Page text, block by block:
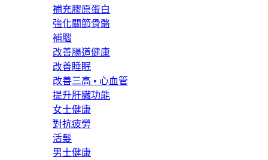
補充膠原蛋白
強化關節骨骼
補腦
改善腸道健康
改善睡眠
改善三高 • 心血管
提升肝臟功能
女士健康
對抗疲勞
活髮
男士健康